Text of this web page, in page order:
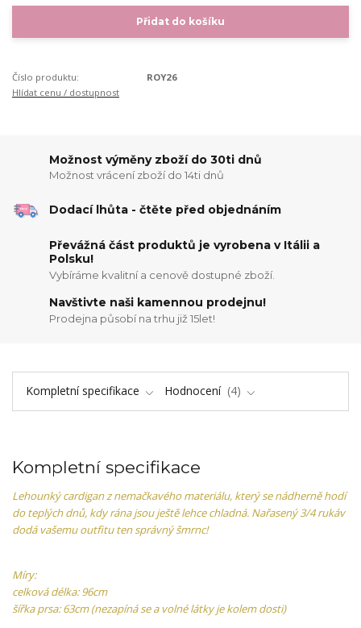
Přidat do košíku
Číslo produktu:
ROY26
Hlídat cenu / dostupnost
Možnost výměny zboží do 30ti dnů
Možnost vrácení zboží do 14ti dnů
Dodací lhůta - čtěte před objednáním
Převážná část produktů je vyrobena v Itálii a
Polsku!
Vybíráme kvalitní a cenově dostupné zboží.
Navštivte naši kamennou prodejnu!
Prodejna působí na trhu již 15let!
Kompletní specifikace Hodnocení 4
Kompletní specifikace
Lehounký cardigan z nemačkavého materiálu, který se nádherně hodí
do teplých dnů, kdy rána jsou ještě lehce chladná. Nařasený 3/4 rukáv
dodá vašemu outfitu ten správný šmrnc!
Míry:
celková délka: 96cm
šířka prsa: 63cm (nezapíná se a volné látky je kolem dosti)